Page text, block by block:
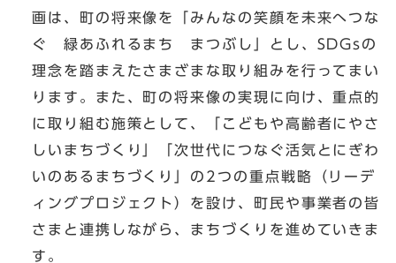
画は、町の将来像を「みんなの笑顔を未来へつな
ぐ 緑あふれるまち まつぶし」とし、SDGsの
理念を踏まえたさまざまな取り組みを行ってまい
ります。また、町の将来像の実現に向け、重点的
に取り組む施策として、「こどもや高齢者にやさ
しいまちづくり」「次世代につなぐ活気とにぎわ
いのあるまちづくり」の2つの重点戦略（リーデ
ィングプロジェクト）を設け、町民や事業者の皆
さまと連携しながら、まちづくりを進めていきま
す。